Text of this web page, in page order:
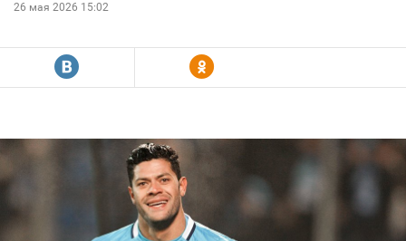
26 мая 2026 15:02
R Y